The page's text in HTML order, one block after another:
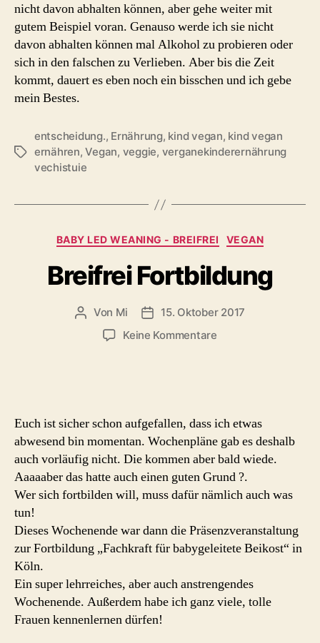
nicht davon abhalten können, aber gehe weiter mit
gutem Beispiel voran. Genauso werde ich sie nicht
davon abhalten können mal Alkohol zu probieren oder
sich in den falschen zu Verlieben. Aber bis die Zeit
kommt, dauert es eben noch ein bisschen und ich gebe
mein Bestes.
Schlagwörter
entscheidung., Ernährung, kind vegan, kind vegan
ernähren,Vegan, veggie, verganekinderernährung
vechistuie
Kategorien
BABY LED WEANING - BREIFREI VEGAN
Breifrei Fortbildung
Beitragsautor
Von Mi Beitragsdatum
15. Oktober 2017
Keine Kommentarezu
Euch ist sicher schon aufgefallen, dass ich etwas
abwesend bin momentan. Wochenpläne gab es deshalb
auch vorläufig nicht. Die kommen aber bald wiede.
Aaaaaber das hatte auch einen guten Grund ?.
Wer sich fortbilden will, muss dafür nämlich auch was
tun!
Dieses Wochenende war dann die Präsenzveranstaltung
zur Fortbildung „Fachkraft für babygeleitete Beikost“ in
Köln.
Ein super lehrreiches, aber auch anstrengendes
Wochenende. Außerdem habe ich ganz viele, tolle
Frauen kennenlernen dürfen!